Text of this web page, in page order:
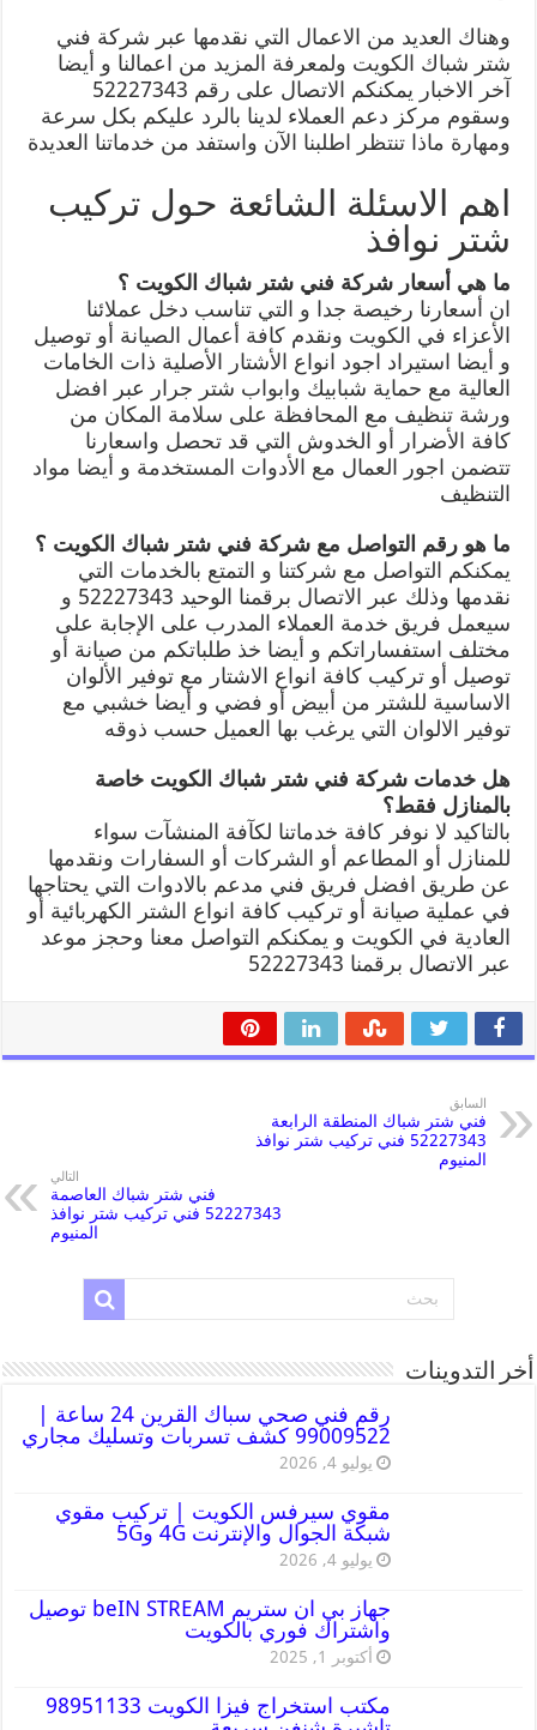
وهناك العديد من الاعمال التي نقدمها عبر شركة فني
شتر شباك الكويت ولمعرفة المزيد من اعمالنا و أيضا
آخر الاخبار يمكنكم الاتصال على رقم 52227343
وسقوم مركز دعم العملاء لدينا بالرد عليكم بكل سرعة
ومهارة ماذا تنتظر اطلبنا الآن واستفد من خدماتنا العديدة
اهم الاسئلة الشائعة حول تركيب
شتر نوافذ
ما هي أسعار شركة فني شتر شباك الكويت ؟
ان أسعارنا رخيصة جدا و التي تناسب دخل عملائنا
الأعزاء في الكويت ونقدم كافة أعمال الصيانة أو توصيل
و أيضا استيراد اجود انواع الأشتار الأصلية ذات الخامات
العالية مع حماية شبابيك وابواب شتر جرار عبر افضل
ورشة تنظيف مع المحافظة على سلامة المكان من
كافة الأضرار أو الخدوش التي قد تحصل واسعارنا
تتضمن اجور العمال مع الأدوات المستخدمة و أيضا مواد
التنظيف
ما هو رقم التواصل مع شركة فني شتر شباك الكويت ؟
يمكنكم التواصل مع شركتنا و التمتع بالخدمات التي
نقدمها وذلك عبر الاتصال برقمنا الوحيد 52227343 و
سيعمل فريق خدمة العملاء المدرب على الإجابة على
مختلف استفساراتكم و أيضا خذ طلباتكم من صيانة أو
توصيل أو تركيب كافة انواع الاشتار مع توفير الألوان
الاساسية للشتر من أبيض أو فضي و أيضا خشبي مع
توفير الالوان التي يرغب بها العميل حسب ذوقه
هل خدمات شركة فني شتر شباك الكويت خاصة
بالمنازل فقط؟
بالتاكيد لا نوفر كافة خدماتنا لكآفة المنشآت سواء
للمنازل أو المطاعم أو الشركات أو السفارات ونقدمها
عن طريق افضل فريق فني مدعم بالادوات التي يحتاجها
في عملية صيانة أو تركيب كافة انواع الشتر الكهربائية أو
العادية في الكويت و يمكنكم التواصل معنا وحجز موعد
عبر الاتصال برقمنا 52227343
السابق
فني شتر شباك المنطقة الرابعة
52227343 فني تركيب شتر نوافذ
المنيوم
التالي
فني شتر شباك العاصمة
52227343 فني تركيب شتر نوافذ
المنيوم
أخر التدوينات
رقم فني صحي سباك القرين 24 ساعة |
99009522 كشف تسربات وتسليك مجاري
يوليو 4, 2026
مقوي سيرفس الكويت | تركيب مقوي
شبكة الجوال والإنترنت 4G و5G
يوليو 4, 2026
جهاز بي ان ستريم beIN STREAM توصيل
واشتراك فوري بالكويت
أكتوبر 1, 2025
مكتب استخراج فيزا الكويت 98951133